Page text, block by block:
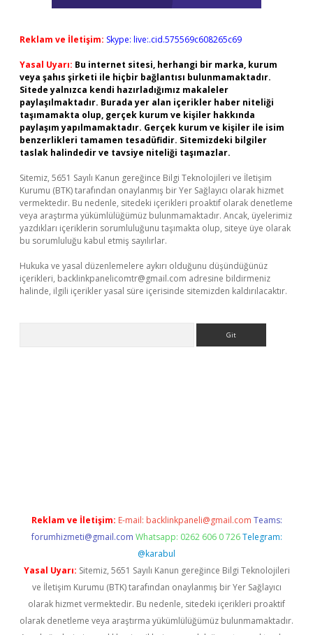
Reklam ve İletişim: Skype: live:.cid.575569c608265c69
Yasal Uyarı: Bu internet sitesi, herhangi bir marka, kurum
veya şahıs şirketi ile hiçbir bağlantısı bulunmamaktadır.
Sitede yalnızca kendi hazırladığımız makaleler
paylaşılmaktadır. Burada yer alan içerikler haber niteliği
taşımamakta olup, gerçek kurum ve kişiler hakkında
paylaşım yapılmamaktadır. Gerçek kurum ve kişiler ile isim
benzerlikleri tamamen tesadüfidir. Sitemizdeki bilgiler
taslak halindedir ve tavsiye niteliği taşımazlar.
Sitemiz, 5651 Sayılı Kanun gereğince Bilgi Teknolojileri ve İletişim
Kurumu (BTK) tarafından onaylanmış bir Yer Sağlayıcı olarak hizmet
vermektedir. Bu nedenle, sitedeki içerikleri proaktif olarak denetleme
veya araştırma yükümlülüğümüz bulunmamaktadır. Ancak, üyelerimiz
yazdıkları içeriklerin sorumluluğunu taşımakta olup, siteye üye olarak
bu sorumluluğu kabul etmiş sayılırlar.
Hukuka ve yasal düzenlemelere aykırı olduğunu düşündüğünüz
içerikleri, backlinkpanelicomtr@gmail.com adresine bildirmeniz
halinde, ilgili içerikler yasal süre içerisinde sitemizden kaldırılacaktır.
Reklam ve İletişim: E-mail: backlinkpaneli@gmail.com Teams:
forumhizmeti@gmail.com Whatsapp: 0262 606 0 726 Telegram:
@karabul
Yasal Uyarı: Sitemiz, 5651 Sayılı Kanun gereğince Bilgi Teknolojileri
ve İletişim Kurumu (BTK) tarafından onaylanmış bir Yer Sağlayıcı
olarak hizmet vermektedir. Bu nedenle, sitedeki içerikleri proaktif
olarak denetleme veya araştırma yükümlülüğümüz bulunmamaktadır.